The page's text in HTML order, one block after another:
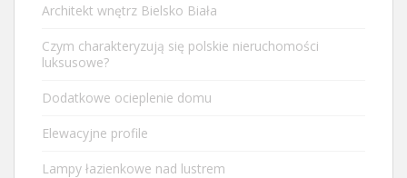
Architekt wnętrz Bielsko Biała
Czym charakteryzują się polskie nieruchomości
luksusowe?
Dodatkowe ocieplenie domu
Elewacyjne profile
Lampy łazienkowe nad lustrem